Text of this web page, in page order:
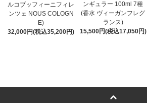
ルコブッフィーニフィレ
ンツェ NOUS COLOGN
E)
32,000円(税込35,200円)
ンギュラー 100ml 7種
(香水 ヴィーガンフレグ
ランス)
15,500円(税込17,050円)